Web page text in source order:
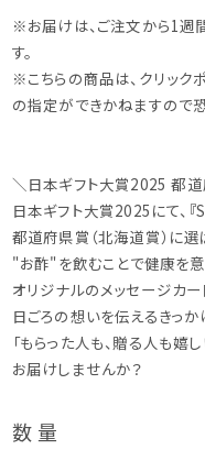
※お届けは、ご注文から1週
す。
※こちらの商品は、クリック
の指定ができかねますので
＼日本ギフト大賞2025 都
日本ギフト大賞2025にて、『
都道府県賞（北海道賞）に選
"お酢"を飲むことで健康を意
オリジナルのメッセージカ
日ごろの想いを伝えるきっか
「もらった人も、贈る人も嬉
お届けしませんか？
数量